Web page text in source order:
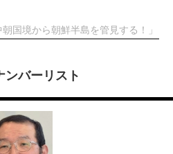
国境から朝鮮半島を管見する！」
ンバーリスト